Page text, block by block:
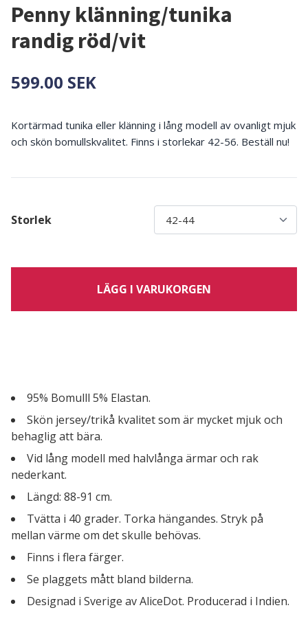
Penny klänning/tunika
randig röd/vit
599.00 SEK
Kortärmad tunika eller klänning i lång modell av ovanligt mjuk
och skön bomullskvalitet. Finns i storlekar 42-56. Beställ nu!
Storlek
LÄGG I VARUKORGEN
95% Bomulll 5% Elastan.
Skön jersey/trikå kvalitet som är mycket mjuk och
behaglig att bära.
Vid lång modell med halvlånga ärmar och rak
nederkant.
Längd: 88-91 cm.
Tvätta i 40 grader. Torka hängandes. Stryk på
mellan värme om det skulle behövas.
Finns i flera färger.
Se plaggets mått bland bilderna.
Designad i Sverige av AliceDot. Producerad i Indien.